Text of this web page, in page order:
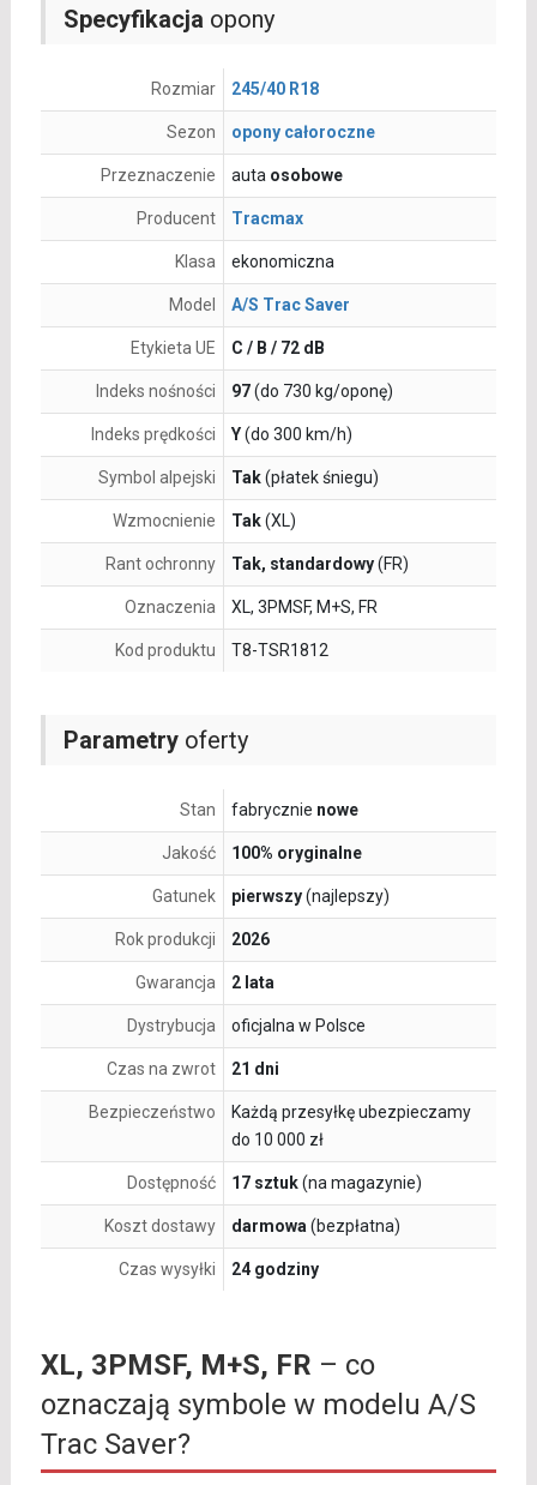
Parametryoferty
Stan fabrycznie nowe
Jakość 100% oryginalne
Gatunek pierwszy(najlepszy)
Rok produkcji 2026
Gwarancja 2 lata
Dystrybucja oficjalna w Polsce
Czas na zwrot 21 dni
Bezpieczeństwo
Każdą przesyłkę ubezpieczamy
do 10 000 zł
Dostępność 17 sztuk(na magazynie)
Koszt dostawy darmowa (bezpłatna)
Czas wysyłki 24 godziny
Specyfikacja opony
Rozmiar 245/40 R18
Sezon opony całoroczne
Przeznaczenie auta osobowe
Producent Tracmax
Klasa ekonomiczna
Model A/S Trac Saver
Etykieta UE C / B / 72 dB
Indeks nośności 97(do 730 kg/oponę)
Indeks prędkości Y(do 300 km/h)
Symbol alpejski Tak(płatek śniegu)
Wzmocnienie Tak(XL)
Rant ochronny Tak, standardowy(FR)
Oznaczenia XL, 3PMSF, M+S, FR
Kod produktu T8-TSR1812
XL, 3PMSF, M+S, FR – co
oznaczają symbole w modelu A/S
Trac Saver?